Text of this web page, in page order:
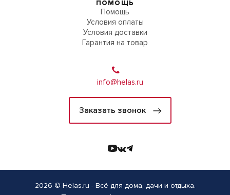
ПОМОЩЬ
Помощь
Условия оплаты
Условия доставки
Гарантия на товар
info@helas.ru
Заказать звонок
2026 © Helas.ru - Всё для дома, дачи и отдыха.